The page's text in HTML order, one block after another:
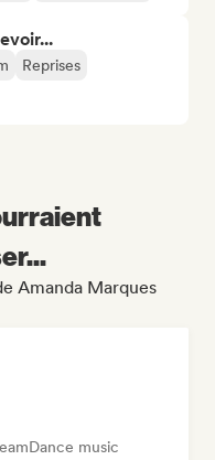
Reprises
Amanda Marques
Dance music